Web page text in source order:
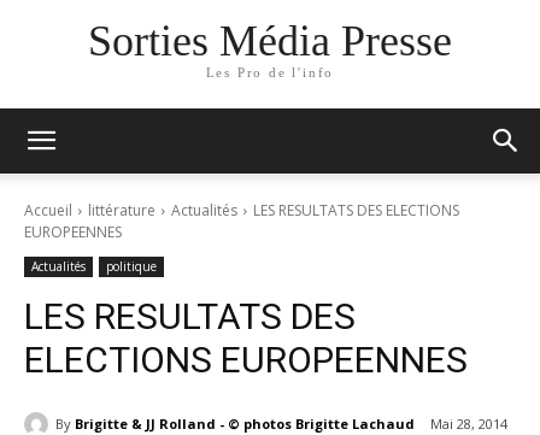
Sorties Média Presse
Les Pro de l'info
Accueil littérature Actualités
LES RESULTATS DES ELECTIONS
EUROPEENNES
Actualités politique
LES RESULTATS DES
ELECTIONS EUROPEENNES
By Brigitte & JJ Rolland - © photos Brigitte Lachaud Mai 28, 2014